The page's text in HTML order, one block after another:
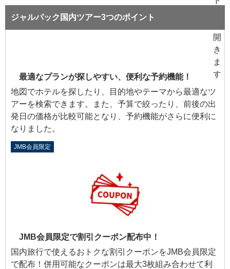
ジャルパック国内ツアー3つのポイント
最適なプランが探しやすい、便利な予約機能！
地図でホテルを探したり、目的地やテーマから最適なツ
アーを検索できます。また、予算で絞ったり、前後の出
発日の価格が比較可能となり、予約機能がさらに便利に
なりました。
JMB会員限定
JMB会員限定で割引クーポン配布中！
国内旅行で使えるおトクな割引クーポンをJMB会員限定
で配布！併用可能なクーポンは最大3枚組み合わせて利